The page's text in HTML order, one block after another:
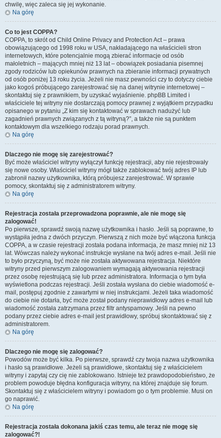
chwilę, więc zaleca się jej wykonanie.
Na górę
Co to jest COPPA?
COPPA, to skrót od Child Online Privacy and Protection Act – prawa
obowiązującego od 1998 roku w USA, nakładającego na właścicieli stron
internetowych, które potencjalnie mogą zbierać informacje od osób
małoletnich – mających mniej niż 13 lat – obowiązek posiadania pisemnej
zgody rodziców lub opiekunów prawnych na zbieranie informacji prywatnych
od osób poniżej 13 roku życia. Jeżeli nie masz pewności czy to dotyczy ciebie
jako kogoś próbującego zarejestrować się na danej witrynie internetowej –
skontaktuj się z prawnikiem, by uzyskać wyjaśnienie. phpBB Limited i
właściciele tej witryny nie dostarczają pomocy prawnej z wyjątkiem przypadku
opisanego w pytaniu „Z kim się kontaktować w sprawach nadużyć lub
zagadnień prawnych związanych z tą witryną?”, a także nie są punktem
kontaktowym dla wszelkiego rodzaju porad prawnych.
Na górę
Dlaczego nie mogę się zarejestrować?
Być może właściciel witryny wyłączył funkcję rejestracji, aby nie rejestrowały
się nowe osoby. Właściciel witryny mógł także zablokować twój adres IP lub
zabronił nazwy użytkownika, którą próbujesz zarejestrować. W sprawie
pomocy, skontaktuj się z administratorem witryny.
Na górę
Rejestracja została przeprowadzona poprawnie, ale nie mogę się
zalogować!
Po pierwsze, sprawdź swoją nazwę użytkownika i hasło. Jeśli są poprawne, to
wystąpiła jedna z dwóch przyczyn. Pierwszą z nich może być włączona funkcja
COPPA, a w czasie rejestracji została podana informacja, że masz mniej niż 13
lat. Wówczas należy wykonać instrukcje wysłane na twój adres e-mail. Jeśli nie
to było przyczyną, być może nie została aktywowana rejestracja. Niektóre
witryny przed pierwszym zalogowaniem wymagają aktywowania rejestracji
przez osobę rejestrującą się lub przez administratora. Informacja o tym była
wyświetlona podczas rejestracji. Jeśli została wysłana do ciebie wiadomość e-
mail, postępuj zgodnie z zawartymi w niej instrukcjami. Jeżeli taka wiadomość
do ciebie nie dotarła, być może został podany nieprawidłowy adres e-mail lub
wiadomość została zatrzymana przez filtr antyspamowy. Jeśli na pewno
podany przez ciebie adres e-mail jest prawidłowy, spróbuj skontaktować się z
administratorem.
Na górę
Dlaczego nie mogę się zalogować?
Powodów może być kilka. Po pierwsze, sprawdź czy twoja nazwa użytkownika
i hasło są prawidłowe. Jeżeli są prawidłowe, skontaktuj się z właścicielem
witryny i zapytaj czy cię nie zablokowano. Istnieje też prawdopodobieństwo, że
problem powoduje błędna konfiguracja witryny, na której znajduje się forum.
Skontaktuj się z właścicielem witryny i powiadom go o tym problemie. Musi on
go naprawić.
Na górę
Rejestracja została dokonana jakiś czas temu, ale teraz nie mogę się
zalogować?!